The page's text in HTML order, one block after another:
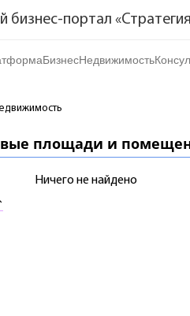
бизнес-портал
Бизнес
Франшизы
Недвижимость
Посуточно
Риелтор
площади и
Ничего не найдено